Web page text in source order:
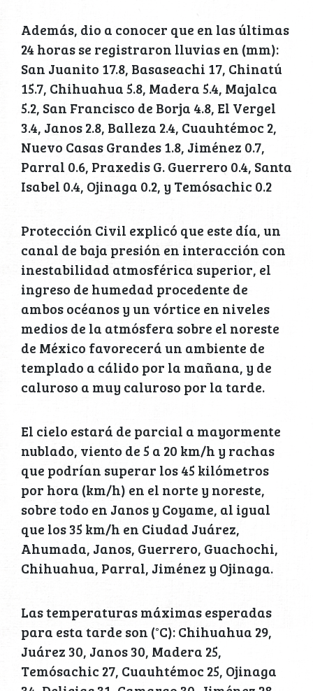
Además, dio a conocer que en las últimas
24 horas se registraron lluvias en (mm):
San Juanito 17.8, Basaseachi 17, Chinatú
15.7, Chihuahua 5.8, Madera 5.4, Majalca
5.2, San Francisco de Borja 4.8, El Vergel
3.4, Janos 2.8, Balleza 2.4, Cuauhtémoc 2,
Nuevo Casas Grandes 1.8, Jiménez 0.7,
Parral 0.6, Praxedis G. Guerrero 0.4, Santa
Isabel 0.4, Ojinaga 0.2, y Temósachic 0.2
Protección Civil explicó que este día, un
canal de baja presión en interacción con
inestabilidad atmosférica superior, el
ingreso de humedad procedente de
ambos océanos y un vórtice en niveles
medios de la atmósfera sobre el noreste
de México favorecerá un ambiente de
templado a cálido por la mañana, y de
caluroso a muy caluroso por la tarde.
El cielo estará de parcial a mayormente
nublado, viento de 5 a 20 km/h y rachas
que podrían superar los 45 kilómetros
por hora (km/h) en el norte y noreste,
sobre todo en Janos y Coyame, al igual
que los 35 km/h en Ciudad Juárez,
Ahumada, Janos, Guerrero, Guachochi,
Chihuahua, Parral, Jiménez y Ojinaga.
Las temperaturas máximas esperadas
para esta tarde son (°C): Chihuahua 29,
Juárez 30, Janos 30, Madera 25,
Temósachic 27, Cuauhtémoc 25, Ojinaga